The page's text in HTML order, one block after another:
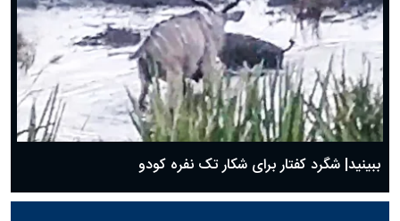
ببینید| شگرد کفتار برای شکار تک نفره کودو